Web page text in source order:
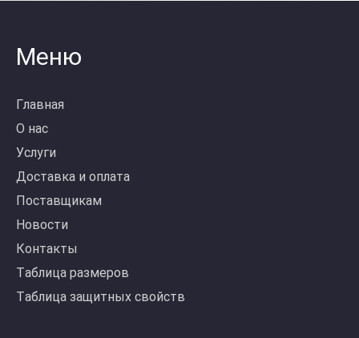
Меню
Главная
О нас
Услуги
Доставка и оплата
Поставщикам
Новости
Контакты
Таблица размеров
Таблица защитных свойств